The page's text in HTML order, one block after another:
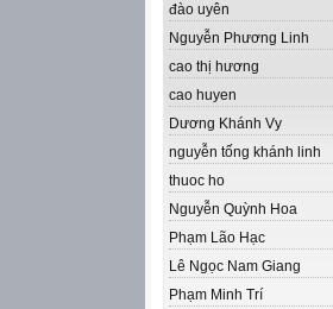
đào uyên
Nguyễn Phương Linh
cao thị hương
cao huyen
Dương Khánh Vy
nguyễn tống khánh linh
thuoc ho
Nguyễn Quỳnh Hoa
Phạm Lão Hạc
Lê Ngọc Nam Giang
Phạm Minh Trí